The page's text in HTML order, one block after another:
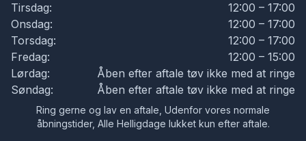
Tirsdag:
12:00 – 17:00
Onsdag:
12:00 – 17:00
Torsdag:
12:00 – 17:00
Fredag:
12:00 – 15:00
Lørdag:
Åben efter aftale tøv ikke med at ringe
Søndag:
Åben efter aftale tøv ikke med at ringe
Ring gerne og lav en aftale, Udenfor vores normale
åbningstider, Alle Helligdage lukket kun efter aftale.